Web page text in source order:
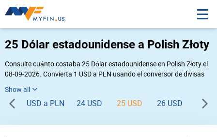
25 Dólar estadounidense a Polish Złoty
Consulte cuánto costaba 25 Dólar estadounidense en Polish Złoty el
08-09-2026. Convierta 1 USD a PLN usando el conversor de divisas
PLN USD ».
USD a PLN 24 USD 25 USD 26 USD 27